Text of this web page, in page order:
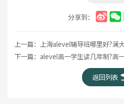
分享到：
上一篇： 上海alevel辅导班哪里好?澜
下一篇： alevel高一学生读几年制?高
返回列表